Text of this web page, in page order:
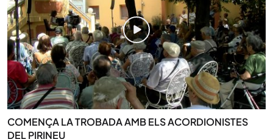
COMENÇA LA TROBADA AMB ELS ACORDIONISTES
DEL PIRINEU